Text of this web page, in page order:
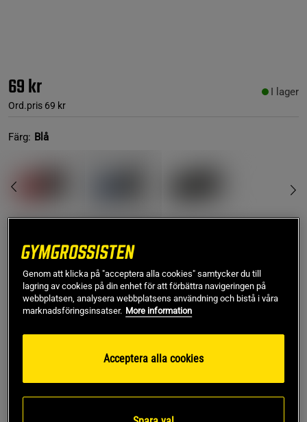
69 kr
Ord.pris 69 kr
I lager
Färg: Blå
Fri frakt över 499 kr Fri retur 14 dagars ångerrätt
Skydda dina fingrar, händer och handleder under träning
med Snug Tape Cotton från Atletlagret.
Genom att klicka på "acceptera alla cookies" samtycker du till
lagring av cookies på din enhet för att förbättra navigeringen på
webbplatsen, analysera webbplatsens användning och bistå i våra
marknadsföringsinsatser. More information
Acceptera alla cookies